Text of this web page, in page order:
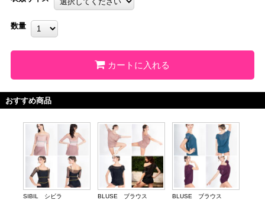
数量
カートに入れる
おすすめ商品
SIBIL シビラ
BLUSE ブラウス
BLUSE ブラウス